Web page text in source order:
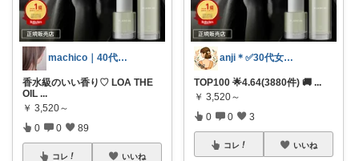
machico｜40代 転勤族パート主婦
香水級のいい香り♡ LOA THE
OIL ...
￥ 3,520～
0 0 89
コレ いいね
anji＊✅30代女性売上ランキング🏆
TOP100 🌟4.64(3880件) 🚚 ...
￥ 3,520～
0 0 3
コレ いいね